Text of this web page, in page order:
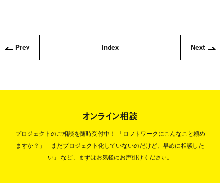
Prev Index Next
オンライン相談
プロジェクトのご相談を随時受付中！
「ロフトワークにこんなこと頼め
ますか？」「まだプロジェクト化していないのだけど、早めに相談した
い」
など、まずはお気軽にお声掛けください。